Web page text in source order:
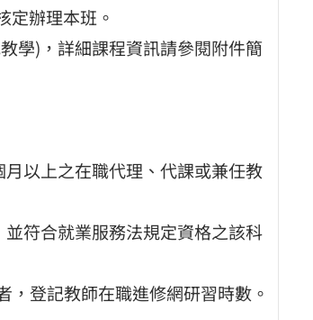
辦理本班。
學)，詳細課程資訊請參閱附件簡
以上之在職代理、代課或兼任教
符合就業服務法規定資格之該科
登記教師在職進修網研習時數。